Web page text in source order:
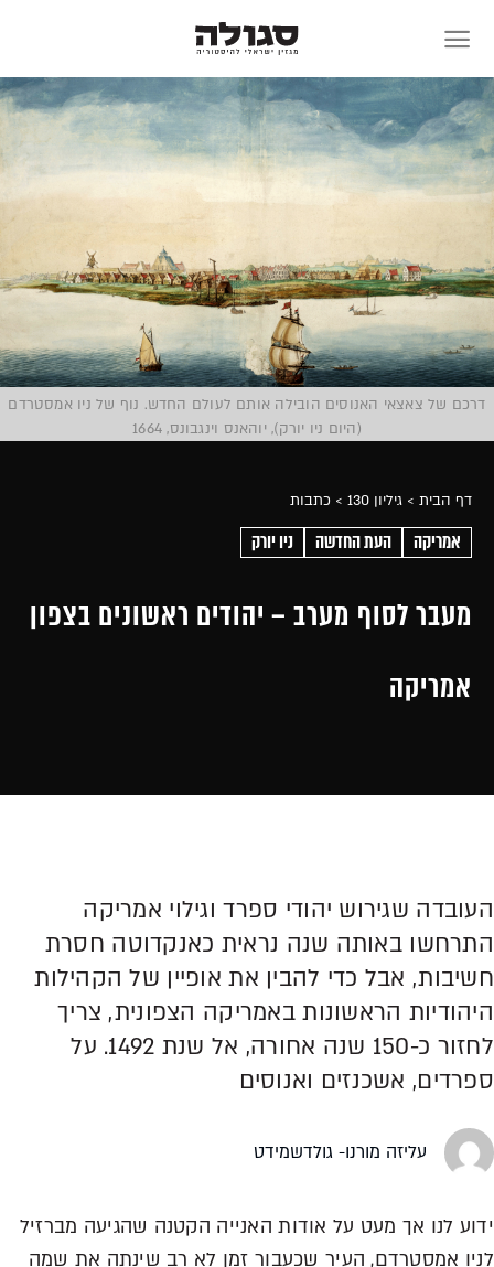
content
דף הבית > גיליון 130 > כתבות
אמריקה העת החדשה ניו יורק
מעבר לסוף מערב – יהודים ראשונים בצפון
אמריקה
דרכם של צאצאי האנוסים הובילה אותם לעולם החדש. נוף של ניו אמסטרדם
(היום ניו יורק), יוהאנס וינגבונס, 1664
העובדה שגירוש יהודי ספרד וגילוי אמריקה
התרחשו באותה שנה נראית כאנקדוטה חסרת
חשיבות, אבל כדי להבין את אופיין של הקהילות
היהודיות הראשונות באמריקה הצפונית, צריך
לחזור כ-150 שנה אחורה, אל שנת 1492. על
ספרדים, אשכנזים ואנוסים
עליזה מורנו- גולדשמידט
ידוע לנו אך מעט על אודות האנייה הקטנה שהגיעה מברזיל
לניו אמסטרדם, העיר שכעבור זמן לא רב שינתה את שמה